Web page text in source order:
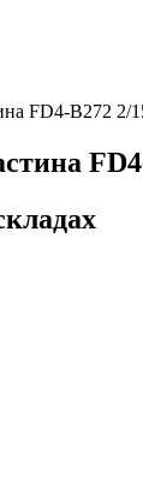
FD4-B272 2/